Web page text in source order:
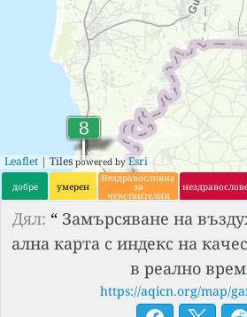
Leaflet | Tiles powered by Esri
добре умерен
Нездравословна
за
чувствителни
групи
Дял: “ Замърсяване на
ална карта с индекс на
в реално
https://aqicn.org/map/